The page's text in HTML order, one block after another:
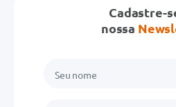
Cadastre-
nossa